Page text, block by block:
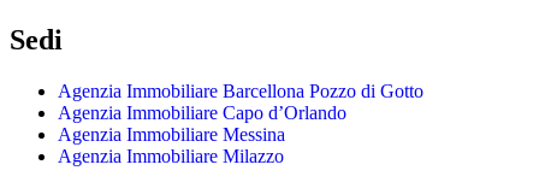
Sedi
Agenzia Immobiliare Barcellona Pozzo di Gotto
Agenzia Immobiliare Capo d’Orlando
Agenzia Immobiliare Messina
Agenzia Immobiliare Milazzo